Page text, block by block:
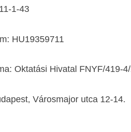
1-43
HU19359711
Oktatási Hivatal FNYF/419-
Városmajor utca 12-14.